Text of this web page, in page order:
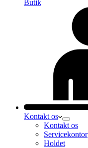
Butik
Kontakt os
Kontakt os
Servicekontor
Holdet